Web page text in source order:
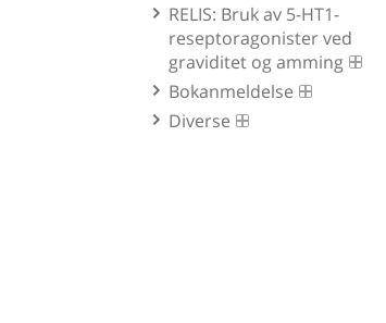
RELIS: Bruk av 5-HT1-
reseptoragonister ved
graviditet og amming
Bokanmeldelse
Diverse